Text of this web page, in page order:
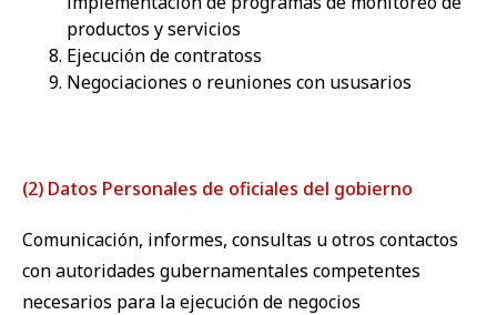
productos y servicios
Ejecución de contratoss
Negociaciones o reuniones con ususarios
(2) Datos Personales de oficiales del gobierno
Comunicación, informes, consultas u otros contactos
con autoridades gubernamentales competentes
necesarios para la ejecución de negocios